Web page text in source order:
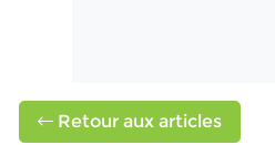
Retour aux articles